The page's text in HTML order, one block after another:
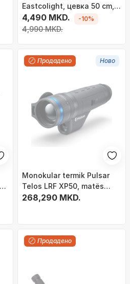
Eastcolight, цевка 50 cm,
со статив, сив
4,490 MKD.
4,990 MKD.
-10%
Продадено Ново
Monokular termik Pulsar
Telos LRF XP50, matës
lazer distance, i zi
268,290 MKD.
Продадено